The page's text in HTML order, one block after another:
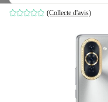
(Collecte d'avis)